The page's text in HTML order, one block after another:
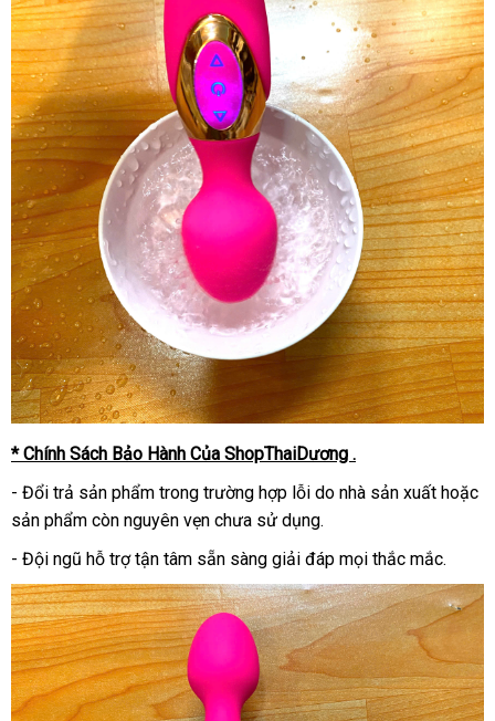
* Chính Sách Bảo Hành Của ShopThaiDương .
- Đổi trả sản phẩm trong trường hợp lỗi do nhà sản xuất hoặc
sản phẩm còn nguyên vẹn chưa sử dụng.
- Đội ngũ hỗ trợ tận tâm sẵn sàng giải đáp mọi thắc mắc.